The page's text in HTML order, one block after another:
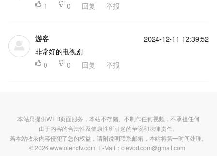
 1  0 回复 举报
游客 2024-12-11 12:39:52
非常好的电视剧
 0  0 回复 举报
本站只提供WEB页面服务，本站不存储、不制作任何视频，不承担任何
由于内容的合法性及健康性所引起的争议和法律责任。
若本站收录内容侵犯了您的权益，请附说明联系邮箱，本站将第一时间处理。
© 2026 www.olehdtv.com E-Mail：olevod.com@gmail.com